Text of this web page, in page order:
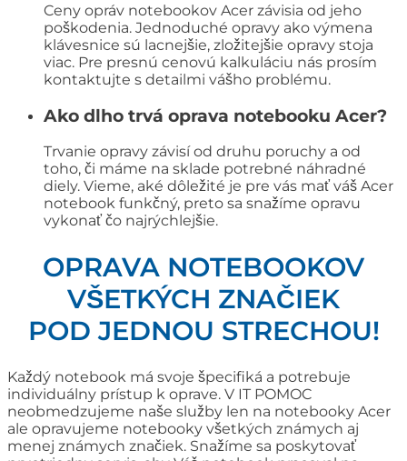
Ceny opráv notebookov Acer závisia od jeho
poškodenia. Jednoduché opravy ako výmena
klávesnice sú lacnejšie, zložitejšie opravy stoja
viac. Pre presnú cenovú kalkuláciu nás prosím
kontaktujte s detailmi vášho problému.
Ako dlho trvá oprava notebooku Acer?
Trvanie opravy závisí od druhu poruchy a od
toho, či máme na sklade potrebné náhradné
diely. Vieme, aké dôležité je pre vás mať váš Acer
notebook funkčný, preto sa snažíme opravu
vykonať čo najrýchlejšie.
OPRAVA NOTEBOOKOV
VŠETKÝCH ZNAČIEK
POD JEDNOU STRECHOU!
Každý notebook má svoje špecifiká a potrebuje
individuálny prístup k oprave. V IT POMOC
neobmedzujeme naše služby len na notebooky Acer
ale opravujeme notebooky všetkých známych aj
menej známych značiek. Snažíme sa poskytovať